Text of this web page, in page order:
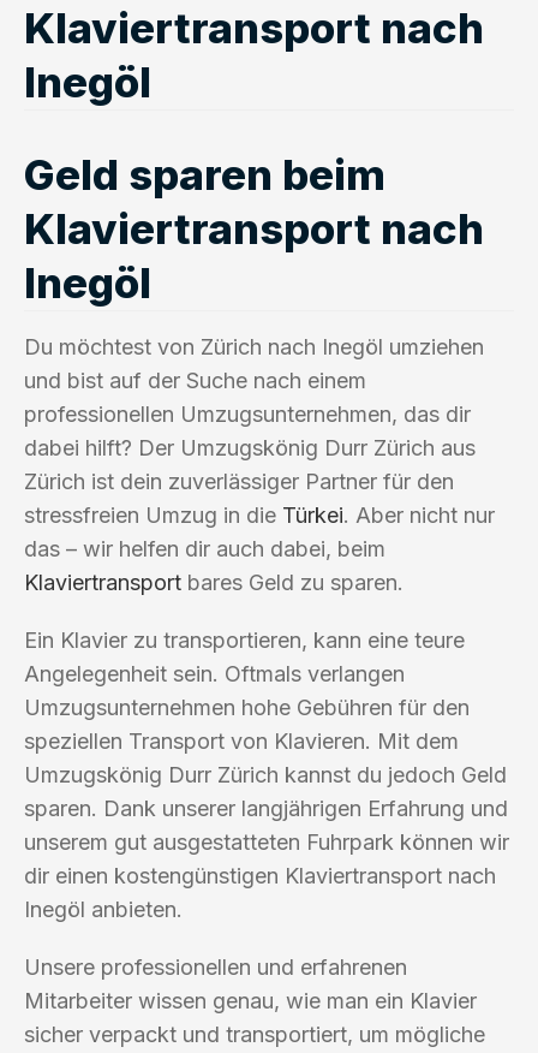
Klaviertransport nach
Inegöl
Geld sparen beim
Klaviertransport nach
Inegöl
Du möchtest von Zürich nach Inegöl umziehen
und bist auf der Suche nach einem
professionellen Umzugsunternehmen, das dir
dabei hilft? Der Umzugskönig Durr Zürich aus
Zürich ist dein zuverlässiger Partner für den
stressfreien Umzug in die Türkei. Aber nicht nur
das – wir helfen dir auch dabei, beim
Klaviertransport bares Geld zu sparen.
Ein Klavier zu transportieren, kann eine teure
Angelegenheit sein. Oftmals verlangen
Umzugsunternehmen hohe Gebühren für den
speziellen Transport von Klavieren. Mit dem
Umzugskönig Durr Zürich kannst du jedoch Geld
sparen. Dank unserer langjährigen Erfahrung und
unserem gut ausgestatteten Fuhrpark können wir
dir einen kostengünstigen Klaviertransport nach
Inegöl anbieten.
Unsere professionellen und erfahrenen
Mitarbeiter wissen genau, wie man ein Klavier
sicher verpackt und transportiert, um mögliche